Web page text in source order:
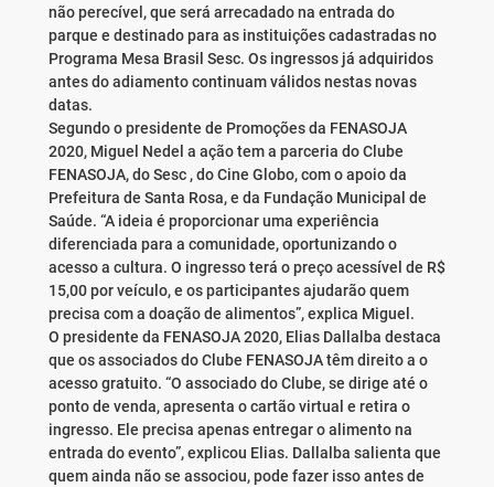
não perecível, que será arrecadado na entrada do
parque e destinado para as instituições cadastradas no
Programa Mesa Brasil Sesc. Os ingressos já adquiridos
antes do adiamento continuam válidos nestas novas
datas.
Segundo o presidente de Promoções da FENASOJA
2020, Miguel Nedel a ação tem a parceria do Clube
FENASOJA, do Sesc , do Cine Globo, com o apoio da
Prefeitura de Santa Rosa, e da Fundação Municipal de
Saúde. “A ideia é proporcionar uma experiência
diferenciada para a comunidade, oportunizando o
acesso a cultura. O ingresso terá o preço acessível de R$
15,00 por veículo, e os participantes ajudarão quem
precisa com a doação de alimentos”, explica Miguel.
O presidente da FENASOJA 2020, Elias Dallalba destaca
que os associados do Clube FENASOJA têm direito a o
acesso gratuito. “O associado do Clube, se dirige até o
ponto de venda, apresenta o cartão virtual e retira o
ingresso. Ele precisa apenas entregar o alimento na
entrada do evento”, explicou Elias. Dallalba salienta que
quem ainda não se associou, pode fazer isso antes de